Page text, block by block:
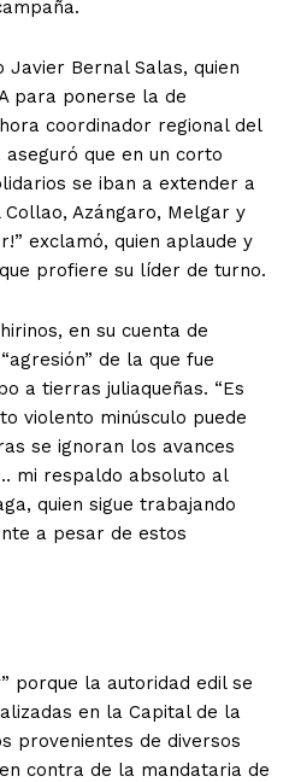
Javier Bernal Salas, quien
para ponerse la de
coordinador regional del
que en un corto
se iban a extender a
Azángaro, Melgar y
exclamó, quien aplaude y
profiere su líder de turno.
en su cuenta de
de la que fue
a tierras juliaqueñas. “Es
violento minúsculo puede
se ignoran los avances
mi respaldo absoluto al
quien sigue trabajando
a pesar de estos
porque la autoridad edil se
en la Capital de la
provenientes de diversos
contra de la mandataria de